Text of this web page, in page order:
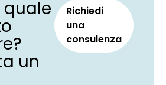
quale
un
Richiedi
una
consulenza